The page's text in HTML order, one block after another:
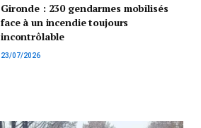
Gironde : 230 gendarmes mobilisés
face à un incendie toujours
incontrôlable
23/07/2026